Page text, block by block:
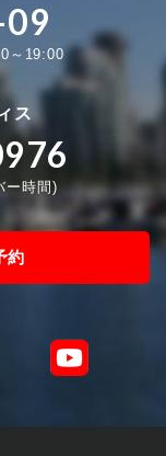
～19:00
ス
ー時間)
約